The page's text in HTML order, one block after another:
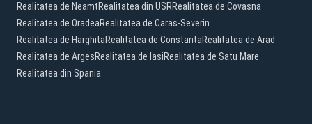
Realitatea de NeamtRealitatea din USRRealitatea de Covasna
Realitatea de OradeaRealitatea de Caras-Severin
Realitatea de HarghitaRealitatea de ConstantaRealitatea de Arad
Realitatea de ArgesRealitatea de IasiRealitatea de Satu Mare
Realitatea din Spania